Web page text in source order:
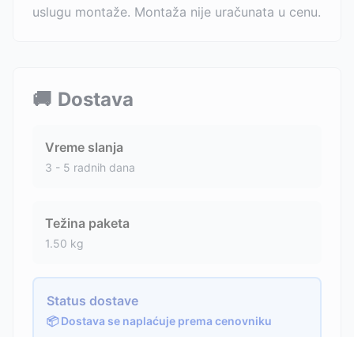
uslugu montaže. Montaža nije uračunata u cenu.
🚚 Dostava
Vreme slanja
3 - 5 radnih dana
Težina paketa
1.50 kg
Status dostave
📦 Dostava se naplaćuje prema cenovniku